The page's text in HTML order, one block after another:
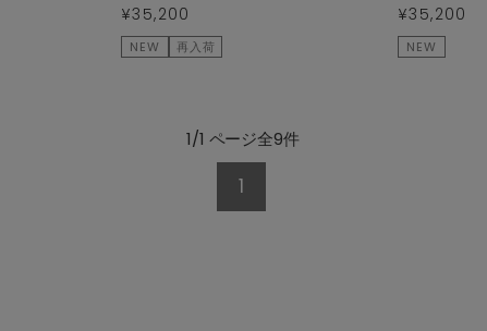
¥35,200
NEW 再入荷
¥35,200
NEW
1/1 ページ全9件
1